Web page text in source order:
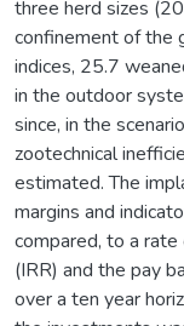
three herd sizes
confinement of the
indices, 25.7
in the outdoor
since, in the
zootechnical
estimated. The
margins and
compared, to a
(IRR) and the pay
over a ten year